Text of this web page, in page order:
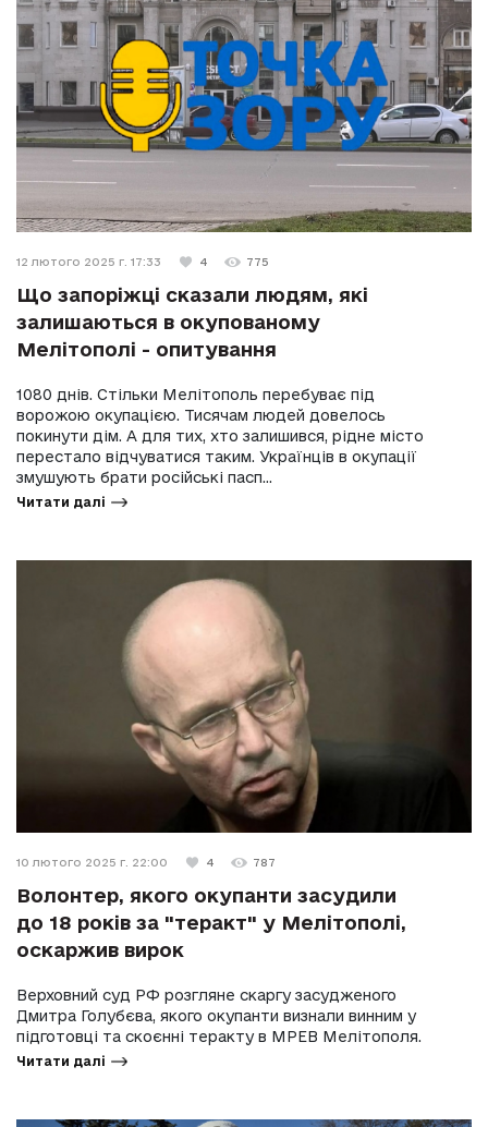
12 лютого 2025 г. 17:33 4 775
Що запоріжці сказали людям, які
залишаються в окупованому
Мелітополі - опитування
1080 днів. Стільки Мелітополь перебуває під
ворожою окупацією. Тисячам людей довелось
покинути дім. А для тих, хто залишився, рідне місто
перестало відчуватися таким. Українців в окупації
змушують брати російські пасп...
Читати далі
10 лютого 2025 г. 22:00 4 787
Волонтер, якого окупанти засудили
до 18 років за "теракт" у Мелітополі,
оскаржив вирок
Верховний суд РФ розгляне скаргу засудженого
Дмитра Голубєва, якого окупанти визнали винним у
підготовці та скоєнні теракту в МРЕВ Мелітополя.
Читати далі